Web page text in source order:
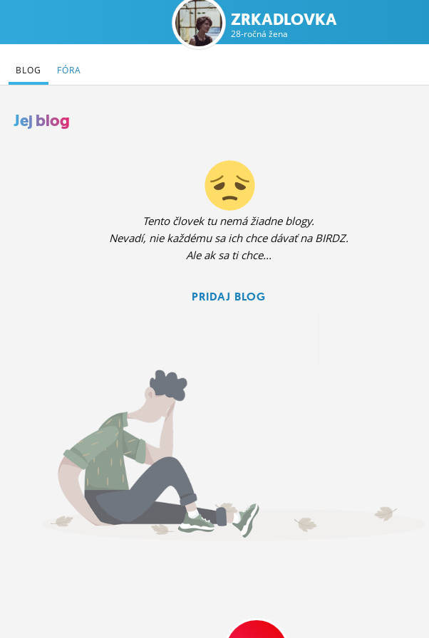
ZRKADLOVKA
28-ročná žena
BLOG FÓRA
Jej blog
Tento človek tu nemá žiadne blogy.
Nevadí, nie každému sa ich chce dávať na BIRDZ.
Ale ak sa ti chce...
PRIDAJ BLOG